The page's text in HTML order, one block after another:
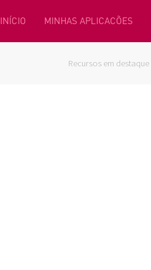
INÍCIO MINHAS APLICACÕES
Recursos em destaque